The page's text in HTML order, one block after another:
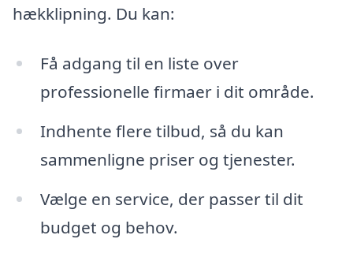
hækklipning. Du kan:
Få adgang til en liste over
professionelle firmaer i dit område.
Indhente flere tilbud, så du kan
sammenligne priser og tjenester.
Vælge en service, der passer til dit
budget og behov.